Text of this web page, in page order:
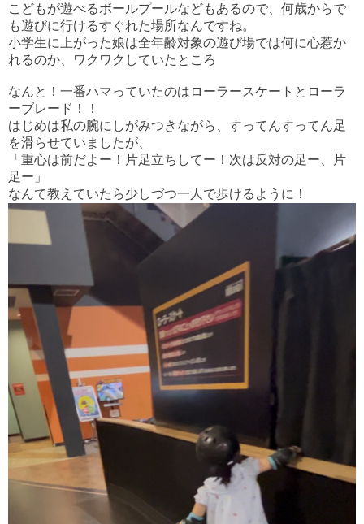
こどもが遊べるボールプールなどもあるので、何歳からで
も遊びに行けるすぐれた場所なんですね。
小学生に上がった娘は全年齢対象の遊び場では何に心惹か
れるのか、ワクワクしていたところ
なんと！一番ハマっていたのはローラースケートとローラ
ーブレード！！
はじめは私の腕にしがみつきながら、すってんすってん足
を滑らせていましたが、
「重心は前だよー！片足立ちしてー！次は反対の足ー、片
足ー」
なんて教えていたら少しづつ一人で歩けるように！